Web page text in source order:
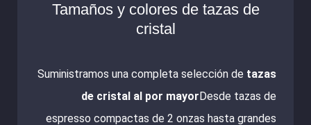
Tamaños y colores de tazas de
cristal
Suministramos una completa selección de tazas
de cristal al por mayor Desde tazas de
espresso compactas de 2 onzas hasta grandes